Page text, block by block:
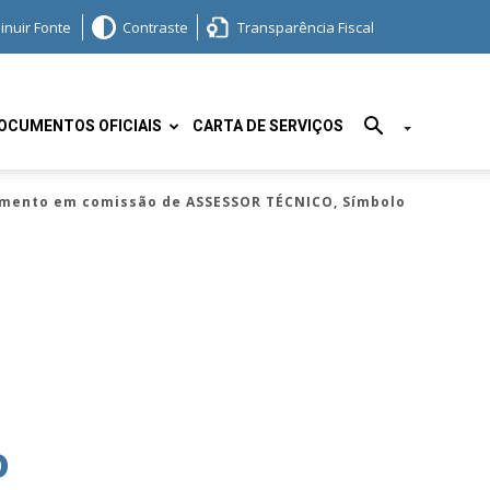
Fonte Contraste Transparência Fiscal
OFICIAIS CARTA DE SERVIÇOS
em comissão de ASSESSOR TÉCNICO, Símbolo